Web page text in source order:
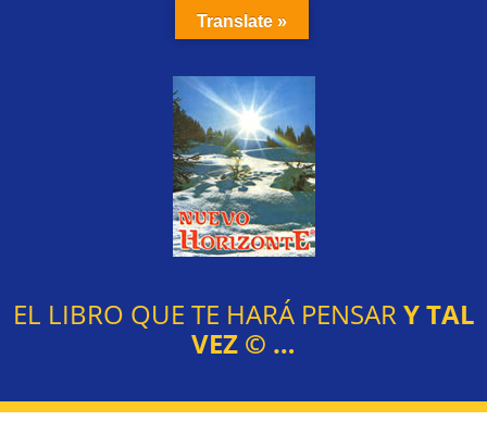
EL LIBRO QUE TE HARÁ PENSARY TAL
VEZ © …
Translate »